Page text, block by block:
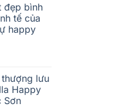
đẹp bình
tế của
happy
lưu
Happy
Sơn